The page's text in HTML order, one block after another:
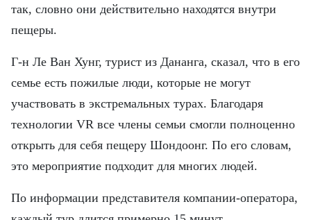
так, словно они действительно находятся внутри
пещеры.
Г-н Ле Ван Хунг, турист из Дананга, сказал, что в его
семье есть пожилые люди, которые не могут
участвовать в экстремальных турах. Благодаря
технологии VR все члены семьи смогли полноценно
открыть для себя пещеру Шондоонг. По его словам,
это мероприятие подходит для многих людей.
По информации представителя компании-оператора,